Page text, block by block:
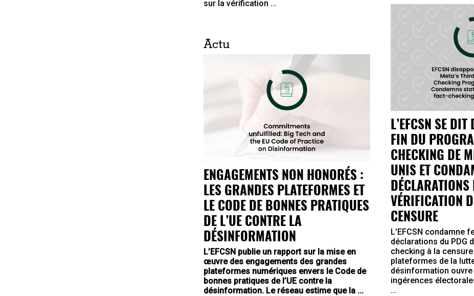
sur la vérification ...
L’EFCSN SE
FIN DU
CHECKING DE
UNIS ET
VÉRIFICATION
CENSURE
L’EFCSN condamne
déclarations du PDG
checking à la
plateformes de la
désinformation ouvre
ingérences
...
Actu
ENGAGEMENTS NON HONORÉS :
LES GRANDES PLATEFORMES ET
LE CODE DE BONNES PRATIQUES
DE L’UE CONTRE LA
DÉSINFORMATION
L’EFCSN publie un rapport sur la mise en
œuvre des engagements des grandes
plateformes numériques envers le Code de
bonnes pratiques de l’UE contre la
désinformation. Le réseau estime que la ...